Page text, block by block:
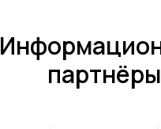
партнёры